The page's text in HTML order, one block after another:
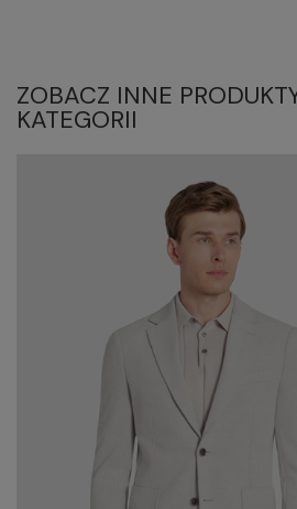
ZOBACZ INNE
KATEGORII